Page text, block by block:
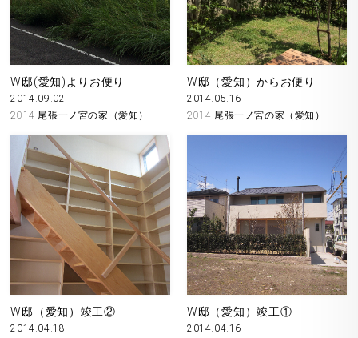
W邸(愛知)よりお便り
2014.09.02
2014 尾張一ノ宮の家（愛知）
W邸（愛知）からお便り
2014.05.16
2014 尾張一ノ宮の家（愛知）
W邸（愛知）竣工②
2014.04.18
W邸（愛知）竣工①
2014.04.16